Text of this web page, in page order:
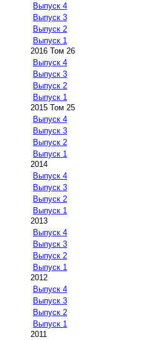
Выпуск 4
Выпуск 3
Выпуск 2
Выпуск 1
2016 Том 26
Выпуск 4
Выпуск 3
Выпуск 2
Выпуск 1
2015 Том 25
Выпуск 4
Выпуск 3
Выпуск 2
Выпуск 1
2014
Выпуск 4
Выпуск 3
Выпуск 2
Выпуск 1
2013
Выпуск 4
Выпуск 3
Выпуск 2
Выпуск 1
2012
Выпуск 4
Выпуск 3
Выпуск 2
Выпуск 1
2011